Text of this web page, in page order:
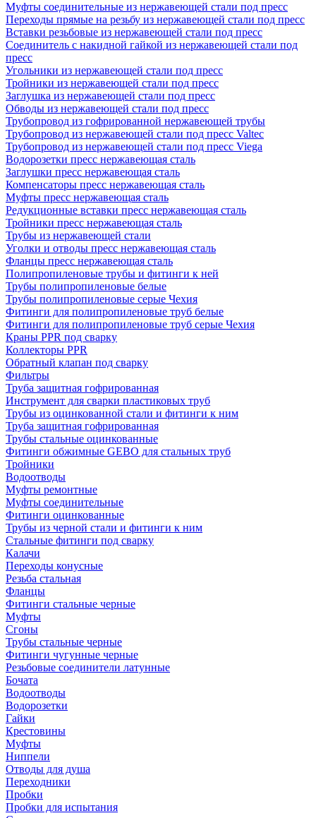
Муфты соединительные из нержавеющей стали под пресс
Переходы прямые на резьбу из нержавеющей стали под пресс
Вставки резьбовые из нержавеющей стали под пресс
Соединитель с накидной гайкой из нержавеющей стали под
пресс
Угольники из нержавеющей стали под пресс
Тройники из нержавеющей стали под пресс
Заглушка из нержавеющей стали под пресс
Обводы из нержавеющей стали под пресс
Трубопровод из гофрированной нержавеющей трубы
Трубопровод из нержавеющей стали под пресс Valtec
Трубопровод из нержавеющей стали под пресс Viega
Водорозетки пресс нержавеющая сталь
Заглушки пресс нержавеющая сталь
Компенсаторы пресс нержавеющая сталь
Муфты пресс нержавеющая сталь
Редукционные вставки пресс нержавеющая сталь
Тройники пресс нержавеющая сталь
Трубы из нержавеющей стали
Уголки и отводы пресс нержавеющая сталь
Фланцы пресс нержавеющая сталь
Полипропиленовые трубы и фитинги к ней
Трубы полипропиленовые белые
Трубы полипропиленовые серые Чехия
Фитинги для полипропиленовые труб белые
Фитинги для полипропиленовые труб серые Чехия
Краны PPR под сварку
Коллекторы PPR
Обратный клапан под сварку
Фильтры
Труба защитная гофрированная
Инструмент для сварки пластиковых труб
Трубы из оцинкованной стали и фитинги к ним
Труба защитная гофрированная
Трубы стальные оцинкованные
Фитинги обжимные GEBO для стальных труб
Тройники
Водоотводы
Муфты ремонтные
Муфты соединительные
Фитинги оцинкованные
Трубы из черной стали и фитинги к ним
Стальные фитинги под сварку
Калачи
Переходы конусные
Резьба стальная
Фланцы
Фитинги стальные черные
Муфты
Сгоны
Трубы стальные черные
Фитинги чугунные черные
Резьбовые соединители латунные
Бочата
Водоотводы
Водорозетки
Гайки
Крестовины
Муфты
Ниппели
Отводы для душа
Переходники
Пробки
Пробки для испытания